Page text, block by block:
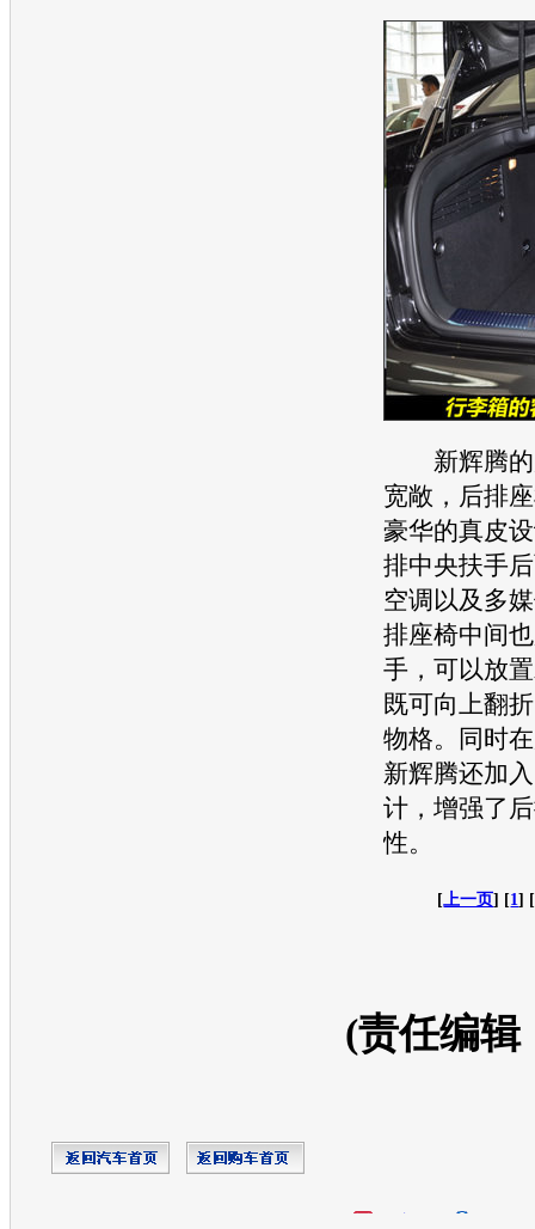
新辉腾
宽敞，后排
豪华的真皮
排中央扶手
空调 以及多
排座椅中间
手，可以放
既可向上翻
物格。同时
新辉腾还加
计，增强了
性。
[ 上一页] [1]
(责任编辑